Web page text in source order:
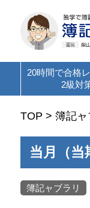
20時間で合格
2級対
TOP > 簿記ャ
当月（当
簿記ャブラリ